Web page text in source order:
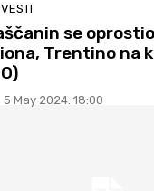
se
Trentino na
5 May 2024. 18:00